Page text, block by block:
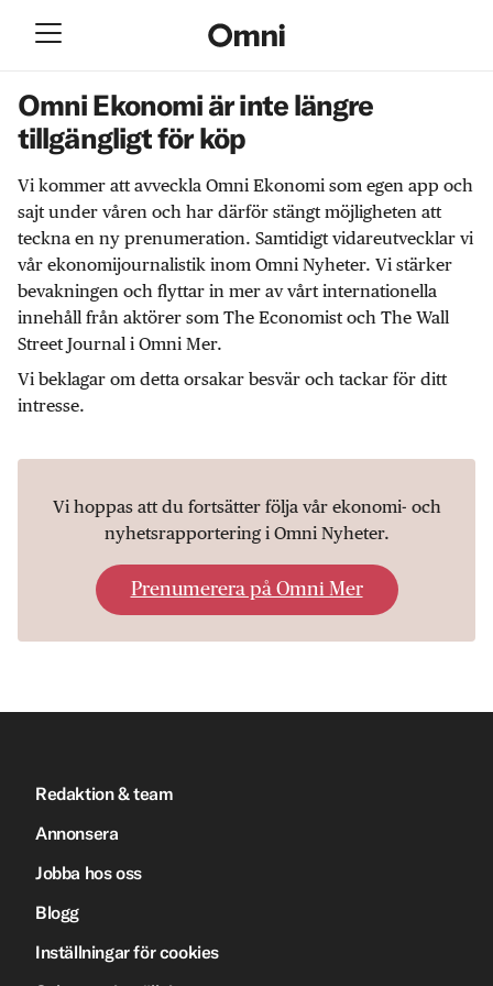
Omni Ekonomi är inte längre
tillgängligt för köp
Vi kommer att avveckla Omni Ekonomi som egen app och
sajt under våren och har därför stängt möjligheten att
teckna en ny prenumeration. Samtidigt vidareutvecklar vi
vår ekonomijournalistik inom Omni Nyheter. Vi stärker
bevakningen och flyttar in mer av vårt internationella
innehåll från aktörer som The Economist och The Wall
Street Journal i Omni Mer.
Vi beklagar om detta orsakar besvär och tackar för ditt
intresse.
Vi hoppas att du fortsätter följa vår ekonomi- och
nyhetsrapportering i Omni Nyheter.
Prenumerera på Omni Mer
Redaktion & team
Annonsera
Jobba hos oss
Blogg
Inställningar för cookies